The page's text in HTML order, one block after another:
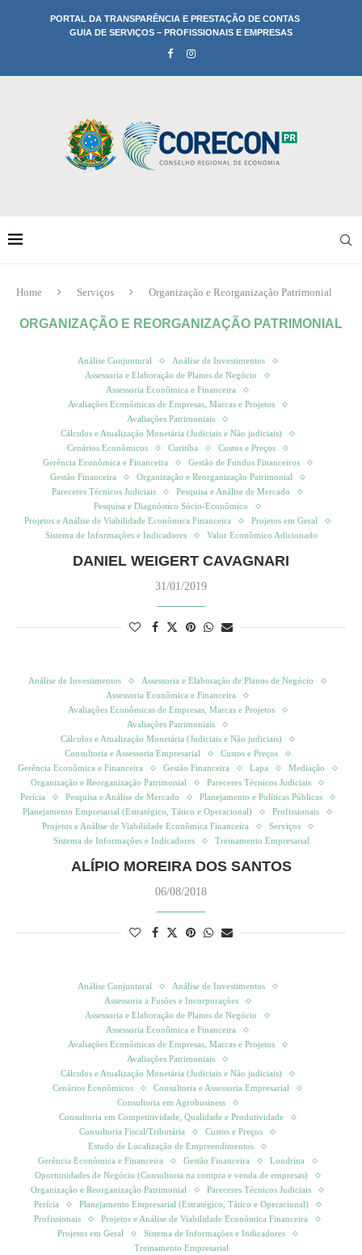
PORTAL DA TRANSPARÊNCIA E PRESTAÇÃO DE CONTAS
GUIA DE SERVIÇOS – PROFISSIONAIS E EMPRESAS
Home Serviços Organização e Reorganização Patrimonial
ORGANIZAÇÃO E REORGANIZAÇÃO PATRIMONIAL
Análise Conjuntural
Análise de Investimentos
Assessoria e Elaboração de Planos de Negócio
Assessoria Econômica e Financeira
Avaliações Econômicas de Empresas, Marcas e Projetos
Avaliações Patrimoniais
Cálculos e Atualização Monetária (Judiciais e Não judiciais)
Cenários Econômicos
Curitiba
Custos e Preços
Gerência Econômica e Financeira
Gestão de Fundos Financeiros
Gestão Financeira
Organização e Reorganização Patrimonial
Pareceres Técnicos Judiciais
Pesquisa e Análise de Mercado
Pesquisa e Diagnóstico Sócio-Econômico
Projetos e Análise de Viabilidade Econômica Financeira
Projetos em Geral
Sistema de Informações e Indicadores
Valor Econômico Adicionado
DANIEL WEIGERT CAVAGNARI
31/01/2019
Análise de Investimentos
Assessoria e Elaboração de Planos de Negócio
Assessoria Econômica e Financeira
Avaliações Econômicas de Empresas, Marcas e Projetos
Avaliações Patrimoniais
Cálculos e Atualização Monetária (Judiciais e Não judiciais)
Consultoria e Assessoria Empresarial
Custos e Preços
Gerência Econômica e Financeira
Gestão Financeira Lapa
Mediação
Organização e Reorganização Patrimonial
Pareceres Técnicos Judiciais
Perícia
Pesquisa e Análise de Mercado
Planejamento e Políticas Públicas
Planejamento Empresarial (Estratégico, Tático e Operacional)
Profissionais
Projetos e Análise de Viabilidade Econômica Financeira
Serviços
Sistema de Informações e Indicadores
Treinamento Empresarial
ALÍPIO MOREIRA DOS SANTOS
06/08/2018
Análise Conjuntural
Análise de Investimentos
Assessoria a Fusões e Incorporações
Assessoria e Elaboração de Planos de Negócio
Assessoria Econômica e Financeira
Avaliações Econômicas de Empresas, Marcas e Projetos
Avaliações Patrimoniais
Cálculos e Atualização Monetária (Judiciais e Não judiciais)
Cenários Econômicos
Consultoria e Assessoria Empresarial
Consultoria em Agrobusiness
Consultoria em Competitividade, Qualidade e Produtividade
Consultoria Fiscal/Tributária
Custos e Preços
Estudo de Localização de Empreendimentos
Gerência Econômica e Financeira
Gestão Financeira
Londrina
Oportunidades de Negócio (Consultoria na compra e venda de empresas)
Organização e Reorganização Patrimonial
Pareceres Técnicos Judiciais
Perícia
Planejamento Empresarial (Estratégico, Tático e Operacional)
Profissionais
Projetos e Análise de Viabilidade Econômica Financeira
Projetos em Geral
Sistema de Informações e Indicadores
Treinamento Empresarial